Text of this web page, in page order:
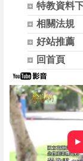
特教資料
相關法規
好站推薦
回首頁
►